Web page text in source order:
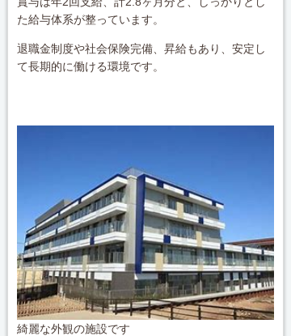
た給与体系が整っています。
退職金制度や社会保険完備、昇給もあり、安定し
て長期的に働ける環境です。
綺麗な外観の施設です